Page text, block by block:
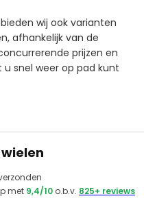
wij ook varianten
afhankelijk van de
prijzen en
snel weer op pad kunt
met 9,4/10 o.b.v. 825+ reviews